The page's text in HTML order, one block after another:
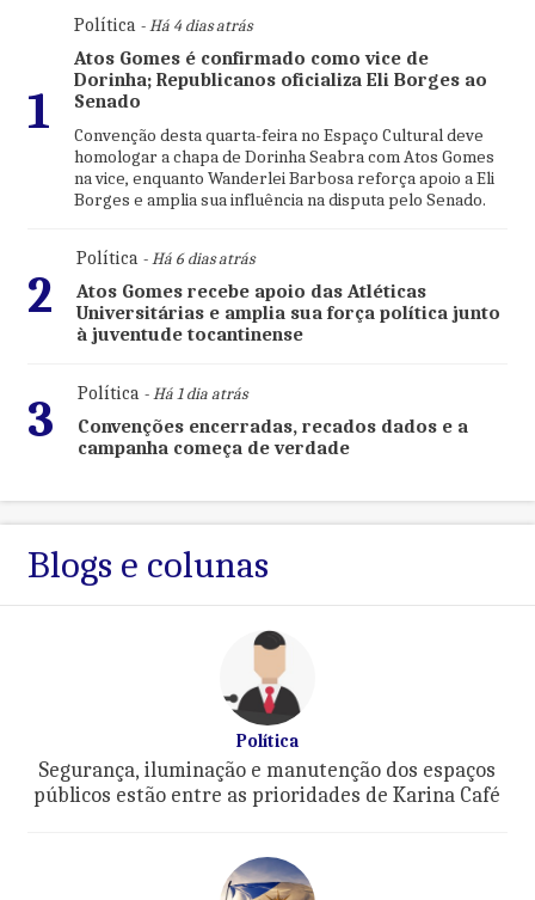
1
Política- Há 4 dias atrás
Atos Gomes é confirmado como vice de
Dorinha; Republicanos oficializa Eli Borges ao
Senado
Convenção desta quarta-feira no Espaço Cultural deve
homologar a chapa de Dorinha Seabra com Atos Gomes
na vice, enquanto Wanderlei Barbosa reforça apoio a Eli
Borges e amplia sua influência na disputa pelo Senado.
2
Política- Há 6 dias atrás
Atos Gomes recebe apoio das Atléticas
Universitárias e amplia sua força política junto
à juventude tocantinense
3 Política- Há 1 dia atrás
Convenções encerradas, recados dados e a
campanha começa de verdade
Blogs e colunas
Política
Segurança, iluminação e manutenção dos espaços
públicos estão entre as prioridades de Karina Café